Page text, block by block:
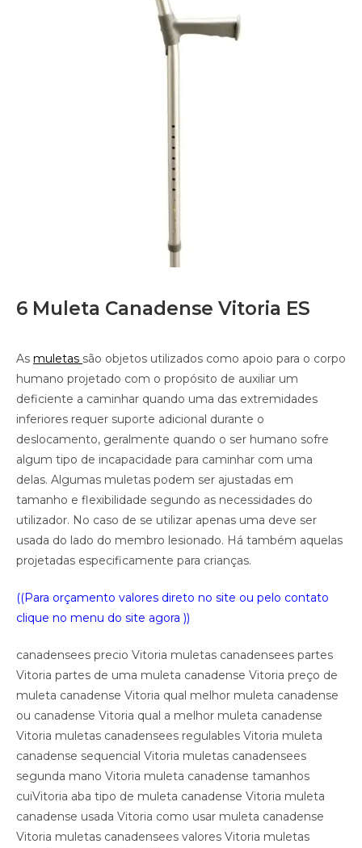
6 Muleta Canadense Vitoria ES
As muletas são objetos utilizados como apoio para o corpo
humano projetado com o propósito de auxiliar um
deficiente a caminhar quando uma das extremidades
inferiores requer suporte adicional durante o
deslocamento, geralmente quando o ser humano sofre
algum tipo de incapacidade para caminhar com uma
delas. Algumas muletas podem ser ajustadas em
tamanho e flexibilidade segundo as necessidades do
utilizador. No caso de se utilizar apenas uma deve ser
usada do lado do membro lesionado. Há também aquelas
projetadas especificamente para crianças.
((Para orçamento valores direto no site ou pelo contato
clique no menu do site agora ))
canadensees precio Vitoria muletas canadensees partes
Vitoria partes de uma muleta canadense Vitoria preço de
muleta canadense Vitoria qual melhor muleta canadense
ou canadense Vitoria qual a melhor muleta canadense
Vitoria muletas canadensees regulables Vitoria muleta
canadense sequencial Vitoria muletas canadensees
segunda mano Vitoria muleta canadense tamanhos
cuiVitoria aba tipo de muleta canadense Vitoria muleta
canadense usada Vitoria como usar muleta canadense
Vitoria muletas canadensees valores Vitoria muletas